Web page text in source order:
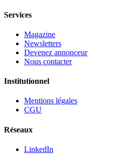
Services
Magazine
Newsletters
Devenez annonceur
Nous contacter
Institutionnel
Mentions légales
CGU
Réseaux
LinkedIn